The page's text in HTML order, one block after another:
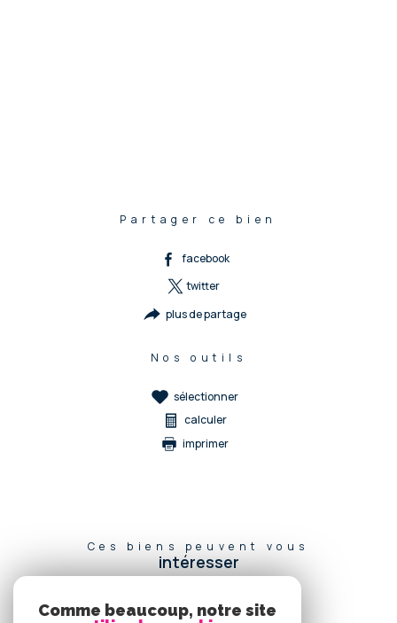
Partager ce bien
facebook
twitter
plus de partage
Nos outils
sélectionner
calculer
imprimer
Ces biens peuvent vous
intéresser
Comme beaucoup, notre site